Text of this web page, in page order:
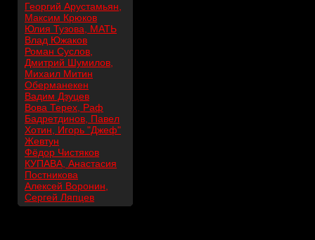
Георгий Арустамьян,
Максим Крюков
Юлия Тузова, МАТЬ
Влад Южаков
Роман Суслов,
Дмитрий Шумилов,
Михаил Митин
Оберманекен
Вадим Дзуцев
Вова Терех, Раф
Бадретдинов, Павел
Хотин, Игорь "Джеф"
Жевтун
Фёдор Чистяков
КУПАВА, Анастасия
Постникова
Алексей Воронин,
Сергей Ляпцев